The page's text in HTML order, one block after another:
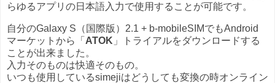
らゆるアプリの日本語入力で使用することが可能です。
自分のGalaxy S（国際版）2.1 + b-mobileSIMでもAndroid
マーケットから「 ATOK 」トライアルをダウンロードする
ことが出来ました。
入力そのものは快適そのもの。
いつも使用しているsimejiはどうしても変換の時オンライン